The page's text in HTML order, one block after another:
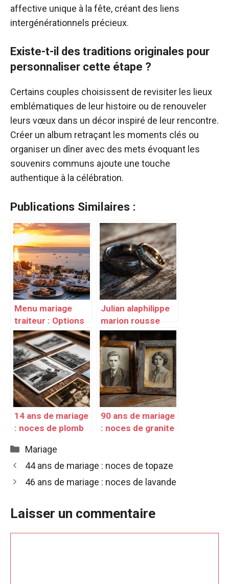
affective unique à la fête, créant des liens
intergénérationnels précieux.
Existe-t-il des traditions originales pour
personnaliser cette étape ?
Certains couples choisissent de revisiter les lieux
emblématiques de leur histoire ou de renouveler
leurs vœux dans un décor inspiré de leur rencontre.
Créer un album retraçant les moments clés ou
organiser un dîner avec des mets évoquant les
souvenirs communs ajoute une touche
authentique à la célébration.
Publications Similaires :
Menu mariage
traiteur : Options
traiteur pour un
mariage réussi
Julian alaphilippe
marion rousse
mariage
14 ans de mariage
: noces de plomb
90 ans de mariage
: noces de granite
Catégories
Mariage
44 ans de mariage : noces de topaze
46 ans de mariage : noces de lavande
Laisser un commentaire